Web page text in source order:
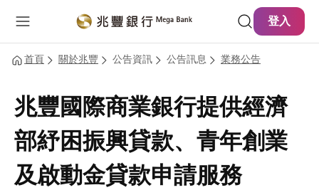
登入
首頁 關於兆豐 公告資訊 公告訊息 業務公告
兆豐國際商業銀行提供經濟
部紓困振興貸款、青年創業
及啟動金貸款申請服務